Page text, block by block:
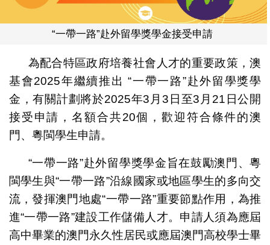
“一帶一路”赴外留學獎學金接受申請
為配合特區政府培養社會人才的重要政策，澳
基會2025年繼續推出 “一帶一路”赴外留學獎學
金，有關計劃將於2025年3月3日至3月21日公開
接受申請，名額合共20個，歡迎符合條件的澳
門、粵閩學生申請。
“一帶一路”赴外留學獎學金旨在鼓勵澳門、粵
閩學生與“一帶一路”沿線國家或地區學生的多向交
流，發揮澳門地處“一帶一路”重要節點作用，為推
進“一帶一路”建設工作儲備人才。申請人須為應屆
高中畢業的澳門永久性居民或應屆澳門高校學士畢